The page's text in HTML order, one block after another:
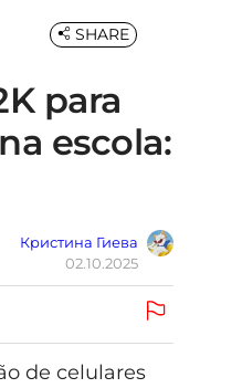
para
escola:
Кристина Гиева
02.10.2025
SHARE
de celulares